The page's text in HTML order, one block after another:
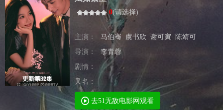
更新第32集
0(请选择)
主演： 马伯骞 虞书欣 谢可寅
陈靖可
导演：
李青蓉
剧情：
又名：
去51无敌电影网观看